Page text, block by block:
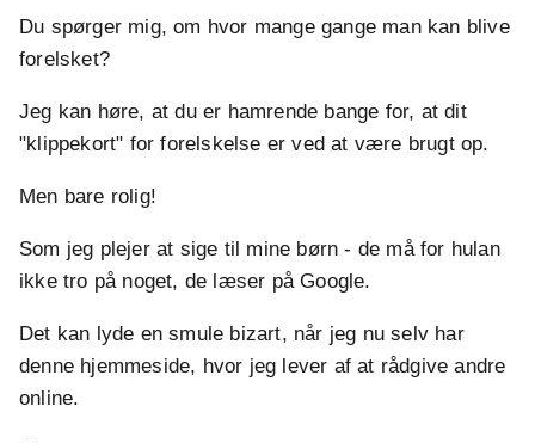
Du spørger mig, om hvor mange gange man kan blive
forelsket?
Jeg kan høre, at du er hamrende bange for, at dit
"klippekort" for forelskelse er ved at være brugt op.
Men bare rolig!
Som jeg plejer at sige til mine børn - de må for hulan
ikke tro på noget, de læser på Google.
Det kan lyde en smule bizart, når jeg nu selv har
denne hjemmeside, hvor jeg lever af at rådgive andre
online.